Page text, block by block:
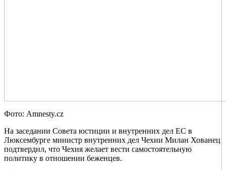
Фото: Amnesty.cz
На заседании Совета юстиции и внутренних дел ЕС в
Люксембурге министр внутренних дел Чехии Милан Хованец
подтвердил, что Чехия желает вести самостоятельную
политику в отношении беженцев.